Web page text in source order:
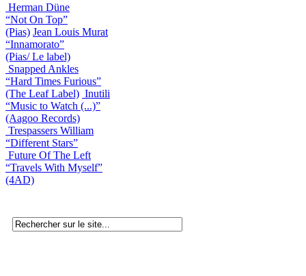
Herman Düne
“Not On Top”
(Pias) Jean Louis Murat
“Innamorato”
(Pias/ Le label)
Snapped Ankles
“Hard Times Furious”
(The Leaf Label) Inutili
“Music to Watch (...)”
(Aagoo Records)
Trespassers William
“Different Stars”
Future Of The Left
“Travels With Myself”
(4AD)